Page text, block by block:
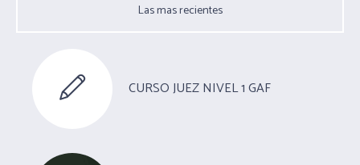
Las mas recientes
CURSO JUEZ NIVEL 1 GAF